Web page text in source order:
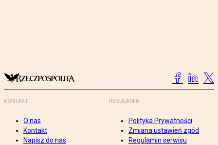
KONTAKT
O nas
Kontakt
Napisz do nas
REGULAMIN
Polityka Prywatności
Zmiana ustawień zgód
Regulamin serwisu